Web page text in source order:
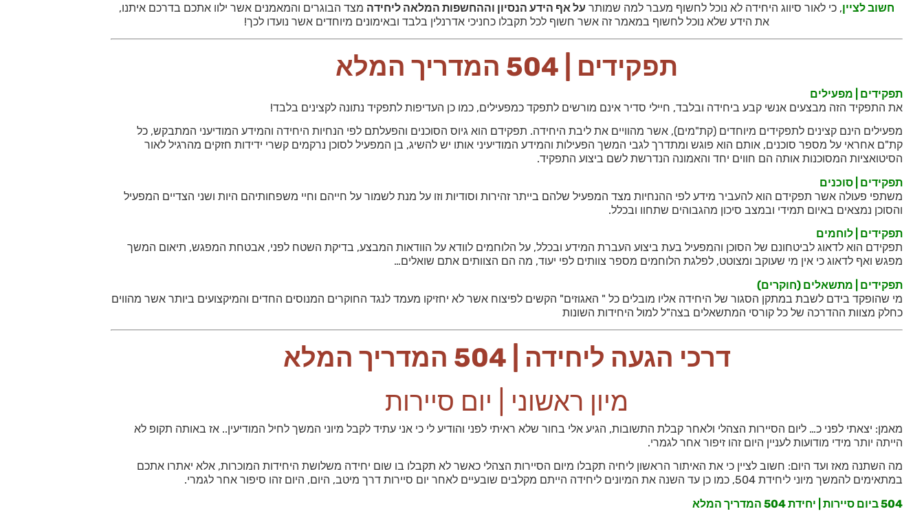
חשוב לציין, כי לאור סיווג היחידה לא נוכל לחשוף מעבר למה שמותר על אף הידע הנסיון וההחשפות המלאה ליחידה מצד הבוגרים והמאמנים אשר ילוו אתכם בדרכם איתנו,
את הידע שלא נוכל לחשוף במאמר זה אשר חשוף לכל תקבלו כחניכי אדרנלין בלבד ובאימונים מיוחדים אשר נועדו לכך!
תפקידים | 504 המדריך המלא
תפקידים | מפעילים
את התפקיד הזה מבצעים אנשי קבע ביחידה ובלבד, חיילי סדיר אינם מורשים לתפקד כמפעילים, כמו כן העדיפות לתפקיד נתונה לקצינים בלבד!
מפעילים הינם קצינים לתפקידים מיוחדים (קת"מים), אשר מהוויים את ליבת היחידה. תפקידם הוא גיוס הסוכנים והפעלתם לפי הנחיות היחידה והמידע המודיעני המתבקש, כל
קת"ם אחראי על מספר סוכנים, אותם הוא פוגש ומתדרך לגבי המשך הפעילות והמידע המודיעיני אותו יש להשיג, בן המפעיל לסוכן נרקמים קשרי ידידות חזקים מהרגיל לאור
הסיטואציות המסוכנות אותה הם חווים יחד והאמונה הנדרשת לשם ביצוע התפקיד.
תפקידים | סוכנים
משתפי פעולה אשר תפקידם הוא להעביר מידע לפי ההנחיות מצד המפעיל שלהם בייתר זהירות וסודיות וזו על מנת לשמור על חייהם וחיי משפחותיהם היות ושני הצדיים המפעיל
והסוכן נמצאים באיום תמידי ובמצב סיכון מהגבוהים שתחוו ובכלל.
תפקידים | לוחמים
תפקידם הוא לדאוג לביטחונם של הסוכן והמפעיל בעת ביצוע העברת המידע ובכלל, על הלוחמים לוודא על הוודאות המבצע, בדיקת השטח לפני, אבטחת המפגש, תיאום המשך
מפגש ואף לדאוג כי אין מי שעוקב ומצוטט, לפלגת הלוחמים מספר צוותים לפי יעוד, מה הם הצוותים אתם שואלים…
תפקידים | מתשאלים (חוקרים)
מי שהופקד בידם לשבת במתקן הסגור של היחידה אליו מובלים כל " האגוזים" הקשים לפיצוח אשר לא יחזיקו מעמד לנגד החוקרים המנוסים החדים והמיקצועים ביותר אשר מהווים
כחלק מצוות ההדרכה של כל קורסי המתשאלים בצה"ל למול היחידות השונות
דרכי הגעה ליחידה | 504 המדריך המלא
מיון ראשוני | יום סיירות
מאמן: יצאתי לפני כ… ליום הסיירות הצהלי ולאחר קבלת התשובות, הגיע אלי בחור שלא ראיתי לפני והודיע לי כי אני עתיד לקבל מיוני המשך לחיל המודיעין.. אז באותה תקופ לא
הייתה יותר מידי מודועות לעניין היום זהו זיפור אחר לגמרי.
מה השתנה מאז ועד היום: חשוב לציין כי את האיתור הראשון ליחיה תקבלו מיום הסיירות הצהלי כאשר לא תקבלו בו שום יחידה משלושת היחידות המוכרות, אלא יאתרו אתכם
במתאימים להמשך מיוני ליחידת 504, כמו כן עד השנה את המיונים ליחידה הייתם מקלבים שובעיים לאחר יום סיירות דרך מיטב, היום, היום זהו סיפור אחר לגמרי.
504 ביום סיירות | יחידת 504 המדריך המלא